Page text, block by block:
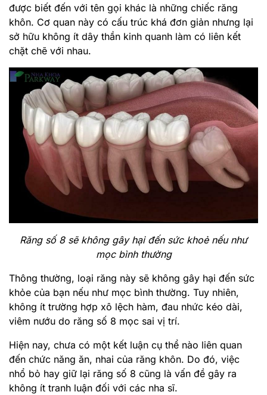
được biết đến với tên gọi khác là những chiếc răng
khôn. Cơ quan này có cấu trúc khá đơn giản nhưng lại
sở hữu không ít dây thần kinh quanh làm có liên kết
chặt chẽ với nhau.
Răng số 8 sẽ không gây hại đến sức khoẻ nếu như
mọc bình thường
Thông thường, loại răng này sẽ không gây hại đến sức
khỏe của bạn nếu như mọc bình thường. Tuy nhiên,
không ít trường hợp xô lệch hàm, đau nhức kéo dài,
viêm nướu do răng số 8 mọc sai vị trí.
Hiện nay, chưa có một kết luận cụ thể nào liên quan
đến chức năng ăn, nhai của răng khôn. Do đó, việc
nhổ bỏ hay giữ lại răng số 8 cũng là vấn đề gây ra
không ít tranh luận đối với các nha sĩ.